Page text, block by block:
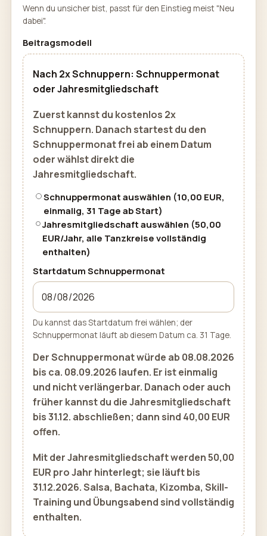
Wenn du unsicher bist, passt für den Einstieg meist "Neu
dabei".
Beitragsmodell
Nach 2x Schnuppern: Schnuppermonat
oder Jahresmitgliedschaft
Zuerst kannst du kostenlos 2x
Schnuppern. Danach startest du den
Schnuppermonat frei ab einem Datum
oder wählst direkt die
Jahresmitgliedschaft.
Schnuppermonat auswählen (10,00 EUR,
einmalig, 31 Tage ab Start)
Jahresmitgliedschaft auswählen (50,00
EUR/Jahr, alle Tanzkreise vollständig
enthalten)
Startdatum Schnuppermonat
Du kannst das Startdatum frei wählen; der
Schnuppermonat läuft ab diesem Datum ca. 31 Tage.
Der Schnuppermonat würde ab 08.08.2026
bis ca. 08.09.2026 laufen. Er ist einmalig
und nicht verlängerbar. Danach oder auch
früher kannst du die Jahresmitgliedschaft
bis 31.12. abschließen; dann sind 40,00 EUR
offen.
Mit der Jahresmitgliedschaft werden 50,00
EUR pro Jahr hinterlegt; sie läuft bis
31.12.2026. Salsa, Bachata, Kizomba, Skill-
Training und Übungsabend sind vollständig
enthalten.